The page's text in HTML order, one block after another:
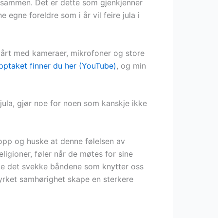
Det er dette som gjenkjenner
egne foreldre som i år vil feire jula i
med kameraer, mikrofoner og store
finner du her (YouTube) , og min
gjør noe for noen som kanskje ikke
og huske at denne følelsen av
føler når de møtes for sine
det svekke båndene som knytter oss
samhørighet skape en sterkere